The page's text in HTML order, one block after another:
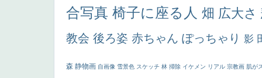
合写真 椅子に座る人 畑 広大さ
教会 後ろ姿 赤ちゃん ぽっちゃり 影
森 静物画 自画像 雪景色 スケッチ 林 掃除 イケメン リアル 宗教画 肌が